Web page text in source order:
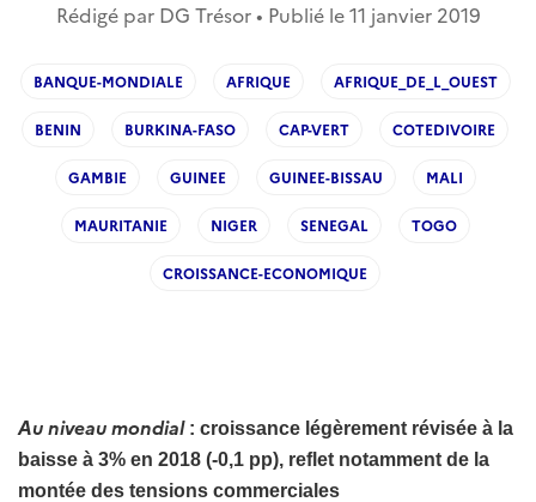
Rédigé par DG Trésor • Publié le11 janvier 2019
BANQUE-MONDIALE AFRIQUE AFRIQUE_DE_L_OUEST
BENIN BURKINA-FASO CAP-VERT COTEDIVOIRE
GAMBIE GUINEE GUINEE-BISSAU MALI
MAURITANIE NIGER SENEGAL TOGO
CROISSANCE-ECONOMIQUE
Au niveau mondial : croissance légèrement révisée à la
baisse à 3% en 2018 (-0,1 pp), reflet notamment de la
montée des tensions commerciales